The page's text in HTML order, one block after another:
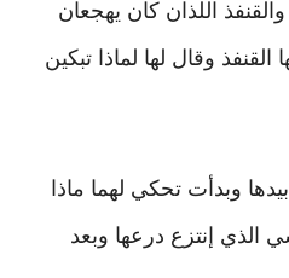
اللذان كان يهجعان
القنفذ وقال لها لماذا تبكين
وبدأت تحكي لهما ماذا
الذي إنتزع درعها وبعد